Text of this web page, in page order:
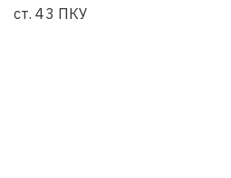
ст. 43 ПКУ